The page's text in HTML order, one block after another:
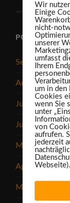
PODCAST-
September
August 2025
Juli 2025
Juni 2025
Mai 2025
April 2025
März 2025
Wir
Einige
nicht-
unserer
umfasst
Ihrem
um in den
Cookies
wenn Sie
unter
von
aufrufen.
jederzeit
Webseite).